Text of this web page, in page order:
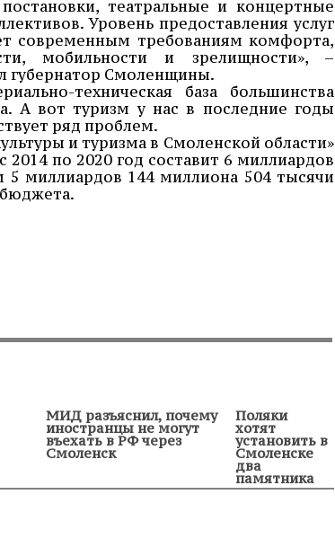
театральные и концертные
Уровень предоставления услуг
современным требованиям комфорта,
мобильности и зрелищности», –
губернатор Смоленщины.
техническая база большинства
А вот туризм у нас в последние годы
ряд проблем.
и туризма в Смоленской области»
по 2020 год составит 6 миллиардов
миллиардов 144 миллиона 504 тысячи
бюджета.
МИД разъяснил, почему
иностранцы не могут
въехать в РФ через
Смоленск
Поляки
хотят
установить в
Смоленске
два
памятника